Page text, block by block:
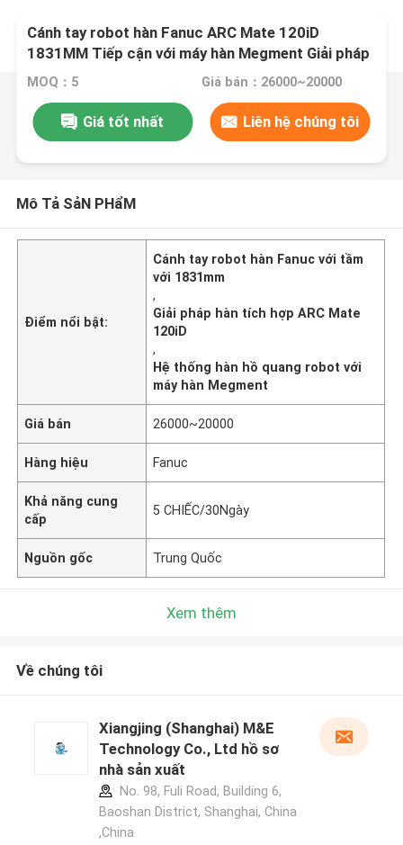
Cánh tay robot hàn Fanuc ARC Mate 120iD
1831MM Tiếp cận với máy hàn Megment Giải pháp
tích hợp cho hàn hồ quang rô bốt
MOQ：5 Giá bán：26000~20000
Giá tốt nhất Liên hệ chúng tôi
Mô Tả SảN PHẩM
Điểm nổi bật:
Cánh tay robot hàn Fanuc với tầm
với 1831mm
,
Giải pháp hàn tích hợp ARC Mate
120iD
,
Hệ thống hàn hồ quang robot với
máy hàn Megment
Giá bán 26000~20000
Hàng hiệu Fanuc
Khả năng cung
cấp
5 CHIẾC/30Ngày
Nguồn gốc Trung Quốc
Xem thêm
Về chúng tôi
Xiangjing (Shanghai) M&E
Technology Co., Ltd hồ sơ
nhà sản xuất
No. 98, Fuli Road, Building 6,
Baoshan District, Shanghai, China
,China